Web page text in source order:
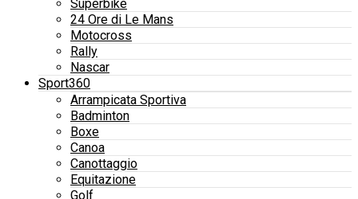
Superbike
24 Ore di Le Mans
Motocross
Rally
Nascar
Sport360
Arrampicata Sportiva
Badminton
Boxe
Canoa
Canottaggio
Equitazione
Golf